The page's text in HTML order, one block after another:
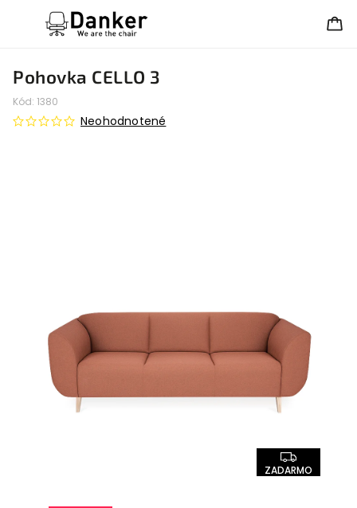
Pohovka CELLO 3
Kód: 1380
Neohodnotené
ZADARMO